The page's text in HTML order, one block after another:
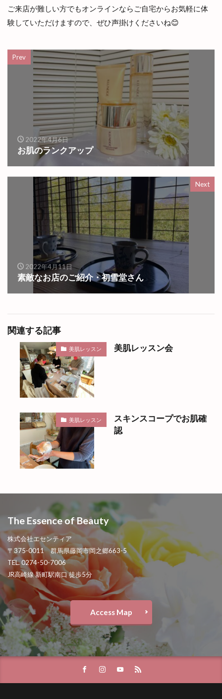
ご来店が難しい方でもオンラインならご自宅からお気軽に体
験していただけますので、ぜひ声掛けくださいね😊
Prev
2022年4月6日
お肌のランクアップ
Next
2022年4月11日
素敵なお店のご紹介・初雪堂さん
関連する記事
美肌レッスン 美肌レッスン会
美肌レッスン
スキンスコープでお肌確
認
The Essence of Beauty
株式会社エセンティア
〒375-0011 群馬県藤岡市岡之郷663-5
TEL. 0274-50-7006
JR高崎線 新町駅南口 徒歩5分
Access Map